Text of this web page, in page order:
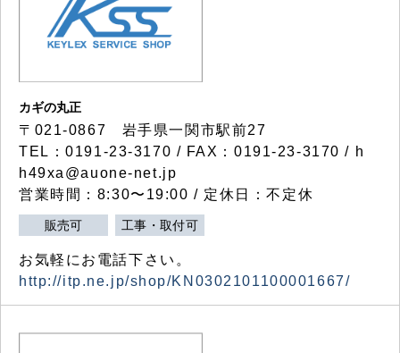
カギの丸正
〒021-0867 岩手県一関市駅前27
TEL：0191-23-3170 / FAX：0191-23-3170 / h
h49xa@auone-net.jp
営業時間：8:30〜19:00 / 定休日：不定休
販売可 工事・取付可
お気軽にお電話下さい。
http://itp.ne.jp/shop/KN0302101100001667/